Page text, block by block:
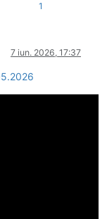
1
7 iun. 2026, 17:37